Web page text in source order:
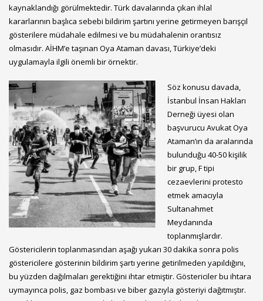
kaynaklandığı görülmektedir. Türk davalarında çıkan ihlal
kararlarının başlıca sebebi bildirim şartını yerine getirmeyen barışçıl
gösterilere müdahale edilmesi ve bu müdahalenin orantısız
olmasıdır. AİHM’e taşınan Oya Ataman davası, Türkiye’deki
uygulamayla ilgili önemli bir örnektir.
Söz konusu davada,
İstanbul İnsan Hakları
Derneği üyesi olan
başvurucu Avukat Oya
Ataman’ın da aralarında
bulunduğu 40-50 kişilik
bir grup, F tipi
cezaevlerini protesto
etmek amacıyla
Sultanahmet
Meydanında
toplanmışlardır.
Göstericilerin toplanmasından aşağı yukarı 30 dakika sonra polis
göstericilere gösterinin bildirim şartı yerine getirilmeden yapıldığını,
bu yüzden dağılmaları gerektiğini ihtar etmiştir. Göstericiler bu ihtara
uymayınca polis, gaz bombası ve biber gazıyla gösteriyi dağıtmıştır.